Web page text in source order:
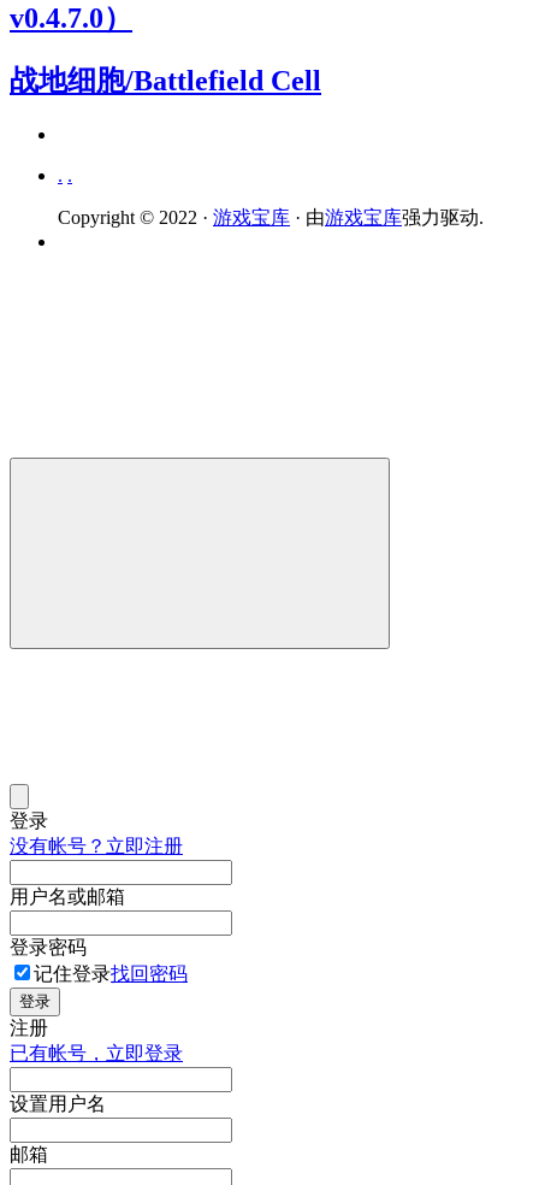
v0.4.7.0）
战地细胞/Battlefield Cell
. .
Copyright © 2022 · 游戏宝库 · 由游戏宝库强力驱动.
登录
没有帐号？立即注册
用户名或邮箱
登录密码
记住登录找回密码
登录
注册
已有帐号，立即登录
设置用户名
邮箱